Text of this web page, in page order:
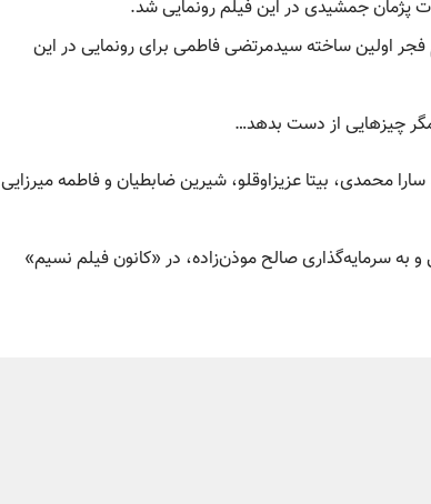
پژمان جمشیدی در این فیلم رونمایی شد.
فجر اولین ساخته سیدمرتضی فاطمی برای رونمایی در این
چیزهایی از دست بدهد…
محمدی، بیتا عزیزاوقلو، شیرین ضابطیان و فاطمه میرزایی
سرمایه‌گذاری صالح موذن‌زاده، در «کانون فیلم نسیم»